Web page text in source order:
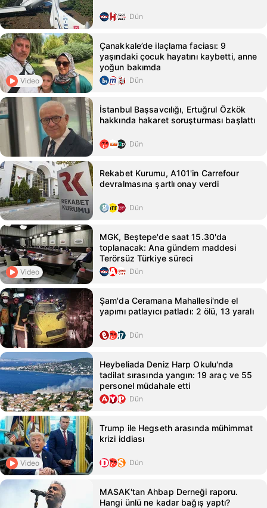
Dün
Video
Çanakkale’de ilaçlama faciası: 9
yaşındaki çocuk hayatını kaybetti, anne
yoğun bakımda
Dün
İstanbul Başsavcılığı, Ertuğrul Özkök
hakkında hakaret soruşturması başlattı
Dün
Rekabet Kurumu, A101'in Carrefour
devralmasına şartlı onay verdi
Dün
Video
MGK, Beştepe'de saat 15.30'da
toplanacak: Ana gündem maddesi
Terörsüz Türkiye süreci
Dün
Şam'da Ceramana Mahallesi'nde el
yapımı patlayıcı patladı: 2 ölü, 13 yaralı
Dün
Heybeliada Deniz Harp Okulu'nda
tadilat sırasında yangın: 19 araç ve 55
personel müdahale etti
Dün
Video
Trump ile Hegseth arasında mühimmat
krizi iddiası
Dün
MASAK'tan Ahbap Derneği raporu.
Hangi ünlü ne kadar bağış yaptı?